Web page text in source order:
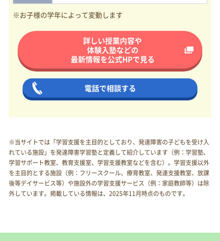
※お子様の学年によって変動します
詳しい授業内容や
体験入塾などの
最新情報を公式HPで見る
電話で相談する
※当サイトでは「学習支援を主目的としており、発達障害の子どもを受け入
れている施設」を発達障害学習塾と定義して紹介しています（例：学習塾、
学習サポート教室、教育支援室、学習支援教室などを含む）。学習支援以外
を主目的とする施設（例：フリースクール、療育教室、発達支援教室、放課
後等デイサービス等）や施設外の学習支援サービス（例：家庭教師等）は除
外しています。掲載している情報は、2025年11月時点のものです。